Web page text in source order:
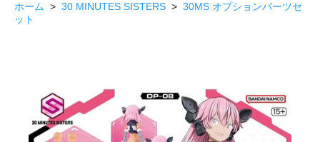
ホーム > 30 MINUTES SISTERS > 30MS オプションパーツセ
ット